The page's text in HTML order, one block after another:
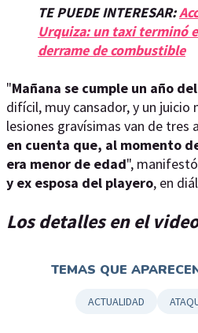
TE PUEDE INTERESAR:
Urquiza: un taxi terminó
derrame de combustible
"Mañana se cumple un año
difícil, muy cansador, y un juicio
lesiones gravísimas van de tres
en cuenta que, al momento
era menor de edad", manifestó
y ex esposa del playero, en
Los detalles en el
TEMAS QUE
ACTUALIDAD